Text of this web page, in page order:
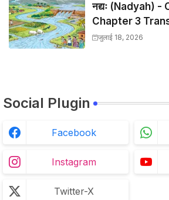
नद्यः (Nadyah)
Chapter 3
Solutions
जुलाई 18, 2026
Social Plugin
Facebook
Instagram
Twitter-X